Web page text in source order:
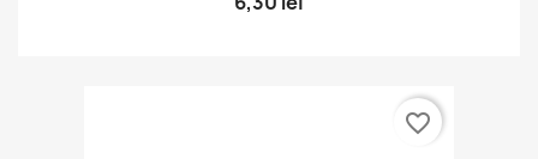
favorite_border